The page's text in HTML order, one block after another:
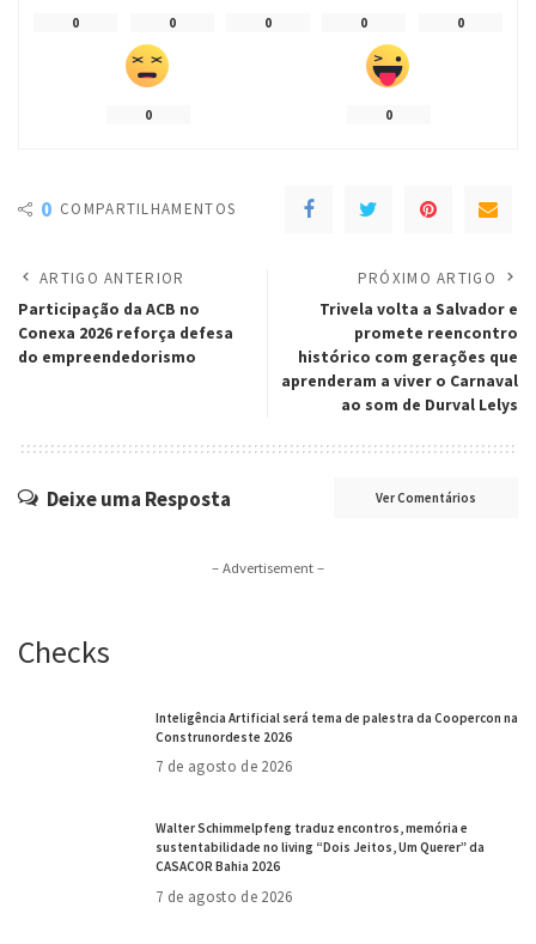
0 0 0 0 0
0 0
0 COMPARTILHAMENTOS
ARTIGO ANTERIOR
Participação da ACB no
Conexa 2026 reforça defesa
do empreendedorismo
PRÓXIMO ARTIGO
Trivela volta a Salvador e
promete reencontro
histórico com gerações que
aprenderam a viver o Carnaval
ao som de Durval Lelys
Deixe uma Resposta Ver Comentários
– Advertisement –
Checks
Inteligência Artificial será tema de palestra da Coopercon na
Construnordeste 2026
7 de agosto de 2026
Walter Schimmelpfeng traduz encontros, memória e
sustentabilidade no living “Dois Jeitos, Um Querer” da
CASACOR Bahia 2026
7 de agosto de 2026